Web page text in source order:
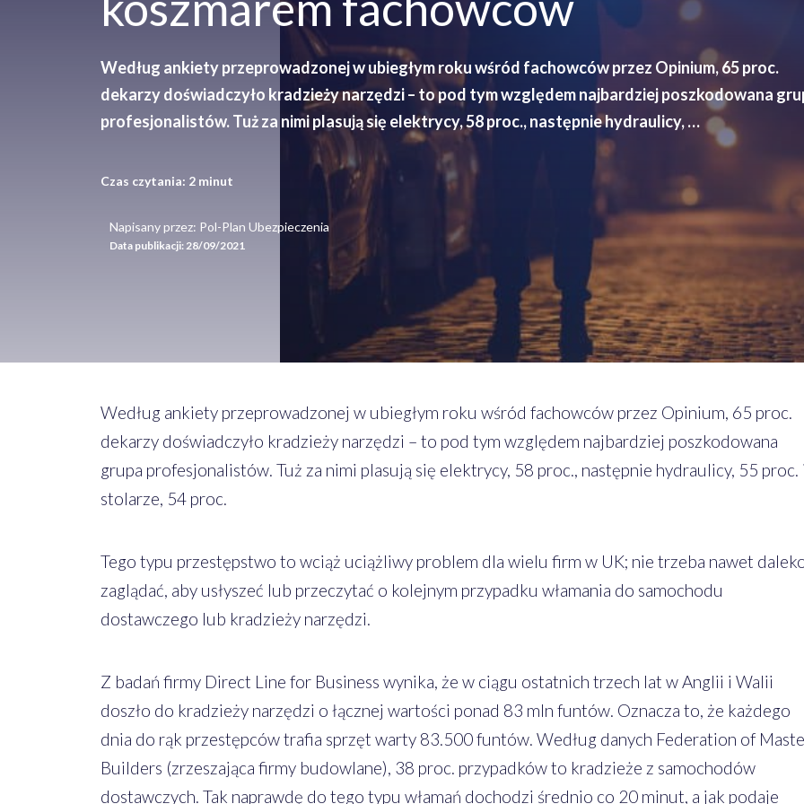
Według ankiety przeprowadzonej w ubiegłym roku wśród fachowców przez Opinium, 65 proc.
dekarzy doświadczyło kradzieży narzędzi – to pod tym względem najbardziej poszkodowana
profesjonalistów. Tuż za nimi plasują się elektrycy, 58 proc., następnie hydraulicy, …
Czas czytania: 2 minut
Napisany przez: Pol-Plan Ubezpieczenia
Data publikacji: 28/09/2021
Według ankiety przeprowadzonej w ubiegłym roku wśród fachowców przez Opinium, 65 proc.
dekarzy doświadczyło kradzieży narzędzi – to pod tym względem najbardziej poszkodowana
grupa profesjonalistów. Tuż za nimi plasują się elektrycy, 58 proc., następnie hydraulicy, 55 proc.
stolarze, 54 proc.
Tego typu przestępstwo to wciąż uciążliwy problem dla wielu firm w UK; nie trzeba nawet
zaglądać, aby usłyszeć lub przeczytać o kolejnym przypadku włamania do samochodu
dostawczego lub kradzieży narzędzi.
Z badań firmy Direct Line for Business wynika, że w ciągu ostatnich trzech lat w Anglii i Walii
doszło do kradzieży narzędzi o łącznej wartości ponad 83 mln funtów. Oznacza to, że każdego
dnia do rąk przestępców trafia sprzęt warty 83.500 funtów. Według danych Federation of
Builders (zrzeszająca firmy budowlane), 38 proc. przypadków to kradzieże z samochodów
dostawczych. Tak naprawdę do tego typu włamań dochodzi średnio co 20 minut, a jak podaje